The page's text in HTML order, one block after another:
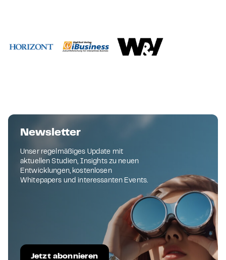
Newsletter
Unser regelmäßiges Update mit
aktuellen Studien, Insights zu neuen
Entwicklungen, kostenlosen
Whitepapers und interessanten Events.
Jetzt abonnieren